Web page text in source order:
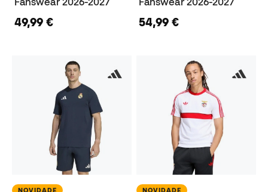
49,99 € 54,99 €
NOVIDADE NOVIDADE